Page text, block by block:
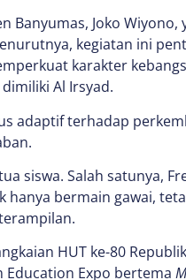
Banyumas, Joko
kegiatan ini
karakter
Al Irsyad.
adaptif terhadap
siswa. Salah satunya,
hanya bermain gawai,
HUT ke-80
Education Expo bertema